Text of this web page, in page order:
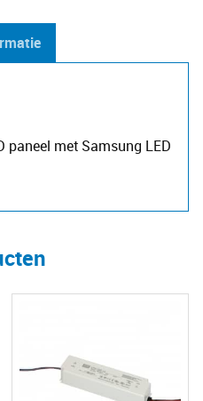
paneel met Samsung LED